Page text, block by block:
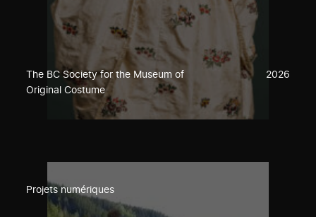
The BC Society for the Museum of
Original Costume
2026
Projets numériques